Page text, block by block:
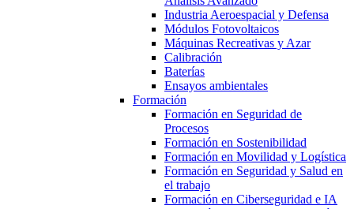
Industria Aeroespacial y Defensa
Módulos Fotovoltaicos
Máquinas Recreativas y Azar
Calibración
Baterías
Ensayos ambientales
Formación
Formación en Seguridad de
Procesos
Formación en Sostenibilidad
Formación en Movilidad y Logística
Formación en Seguridad y Salud en
el trabajo
Formación en Ciberseguridad e IA